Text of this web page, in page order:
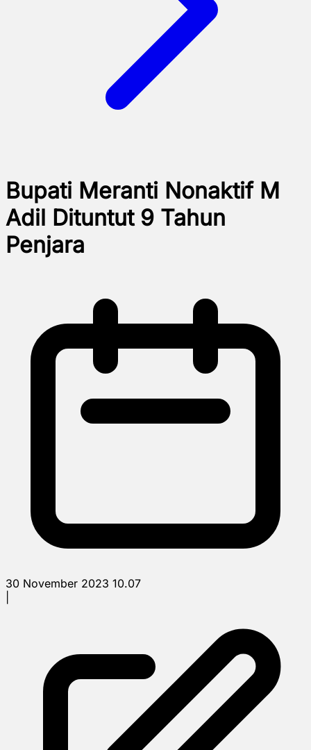
Bupati Meranti Nonaktif M
Adil Dituntut 9 Tahun
Penjara
30 November 2023 10.07